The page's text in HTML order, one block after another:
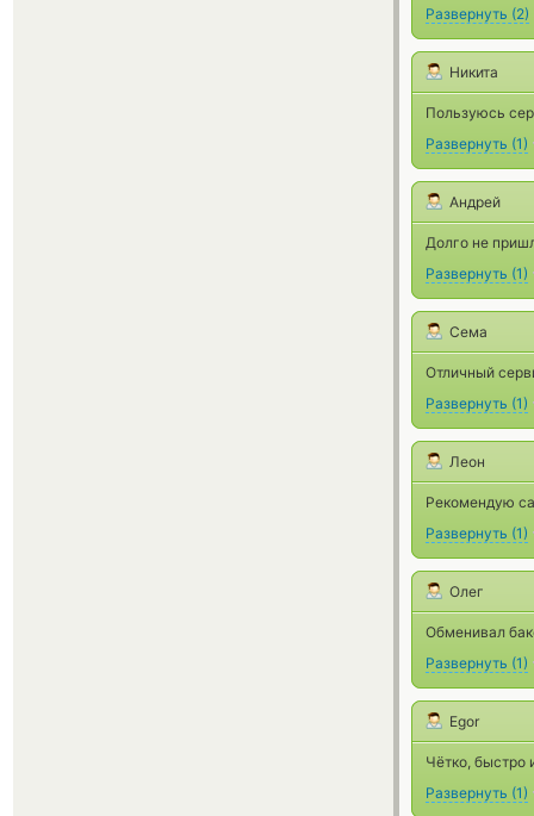
Развернуть (2)
Никита
Пользуюсь
Развернуть (1)
Андрей
Долго не
Развернуть (1)
Сема
Отличный
Развернуть (1)
Леон
Рекомендую
Развернуть (1)
Олег
Обменивал
Развернуть (1)
Egor
Чётко, быстро
Развернуть (1)